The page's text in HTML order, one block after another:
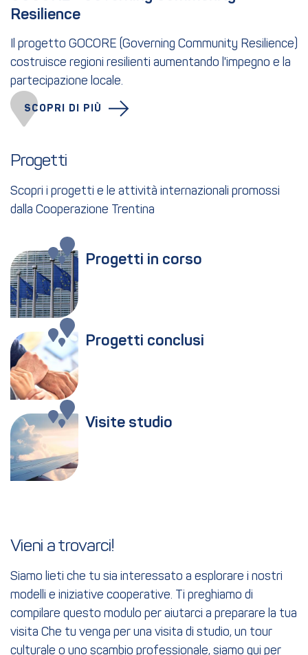
Resilience
Il progetto GOCORE (Governing Community Resilience)
costruisce regioni resilienti aumentando l'impegno e la
partecipazione locale.
SCOPRI DI PIÙ
Progetti
Scopri i progetti e le attività internazionali promossi
dalla Cooperazione Trentina
Progetti in corso
Progetti conclusi
Visite studio
Vieni a trovarci!
Siamo lieti che tu sia interessato a esplorare i nostri
modelli e iniziative cooperative. Ti preghiamo di
compilare questo modulo per aiutarci a preparare la tua
visita Che tu venga per una visita di studio, un tour
culturale o uno scambio professionale, siamo qui per